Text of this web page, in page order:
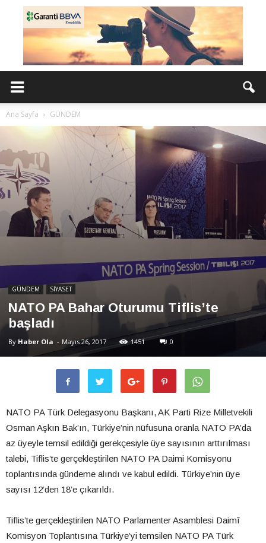
Ana Sayfa GÜNDEM
GÜNDEM SİYASET
NATO PA Bahar Oturumu Tiflis’te
başladı
By Haber Ola - Mayıs 26, 2017 1451 0
NATO PA Türk Delegasyonu Başkanı, AK Parti Rize Milletvekili
Osman Aşkın Bak’ın, Türkiye’nin nüfusuna oranla NATO PA’da
az üyeyle temsil edildiği gerekçesiyle üye sayısının arttırılması
talebi, Tiflis’te gerçekleştirilen NATO PA Daimi Komisyonu
toplantısında gündeme alındı ve kabul edildi. Türkiye’nin üye
sayısı 12’den 18’e çıkarıldı.
Tiflis’te gerçekleştirilen NATO Parlamenter Asamblesi Daimî
Komisyon Toplantısına Türkiye’yi temsilen NATO PA Türk